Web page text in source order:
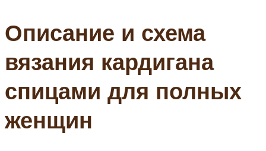
Описание и схема
вязания кардигана
спицами для полных
женщин